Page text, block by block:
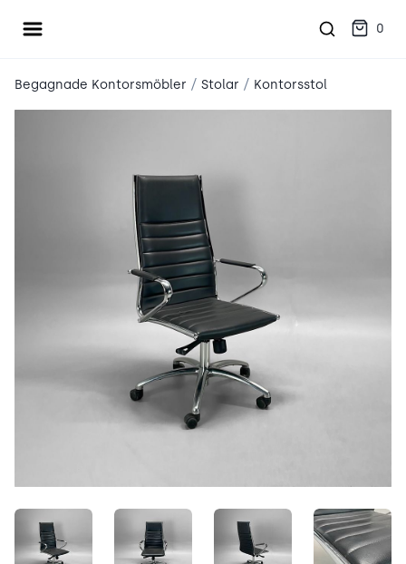
Öppna meny 0
Begagnade Kontorsmöbler / Stolar / Kontorsstol
caRPSoUusDJ0.jpegADZ7hta0Ki2O.jpegox1EEABrjcCF.jpeg